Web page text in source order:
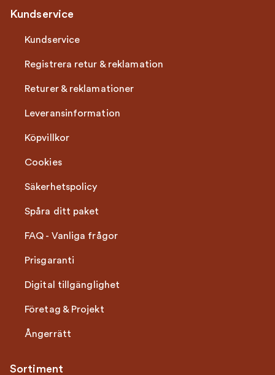
Kundservice
Kundservice
Registrera retur & reklamation
Returer & reklamationer
Leveransinformation
Köpvillkor
Cookies
Säkerhetspolicy
Spåra ditt paket
FAQ - Vanliga frågor
Prisgaranti
Digital tillgänglighet
Företag & Projekt
Ångerrätt
Sortiment